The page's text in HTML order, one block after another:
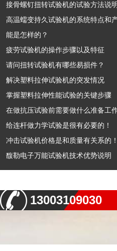
接骨螺钉扭转试验机的试验方法说明
高温蠕变持久试验机的系统特点和
能是怎样的？
疲劳试验机的操作步骤以及特征
请问扭转试验机有哪些易损件？
解决塑料拉伸试验机的突发情况
掌握塑料拉伸性能试验的关键步骤
在做抗压试验前需要做什么准备工
给连杆做力学试验是很有必要的！
冲击试验机价格是和质量有关系的！
馥勒电子万能试验机技术优势说明
13003109030